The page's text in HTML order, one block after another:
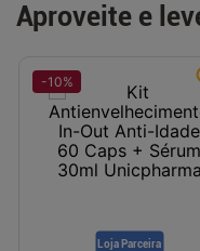
Aproveite e
Loja Parceira
-10%